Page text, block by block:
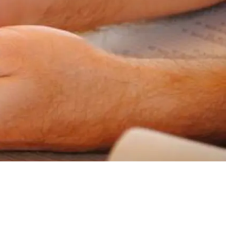
producera insulin eller det insulin som
produceras fungerar inte (så kallad
insulinresistens).